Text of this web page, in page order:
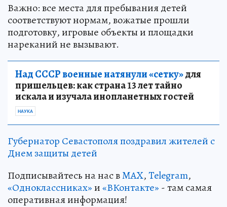
Важно: все места для пребывания детей
соответствуют нормам, вожатые прошли
подготовку, игровые объекты и площадки
нареканий не вызывают.
Над СССР военные натянули «сетку»для
пришельцев: как страна 13 лет тайно
искала и изучала инопланетных гостей
НАУКА
Губернатор Севастополя поздравил жителей с
Днем защиты детей
Подписывайтесь на нас вMAX,Telegram,
«Одноклассниках»и«ВКонтакте» - там самая
оперативная информация!